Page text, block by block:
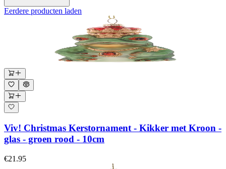
Eerdere producten laden
Viv! Christmas Kerstornament - Kikker met Kroon -
glas - groen rood - 10cm
€21.95